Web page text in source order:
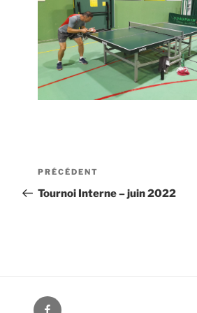
Navigation
de
Article
précédent
PRÉCÉDENT
Tournoi Interne – juin 2022
Facebook